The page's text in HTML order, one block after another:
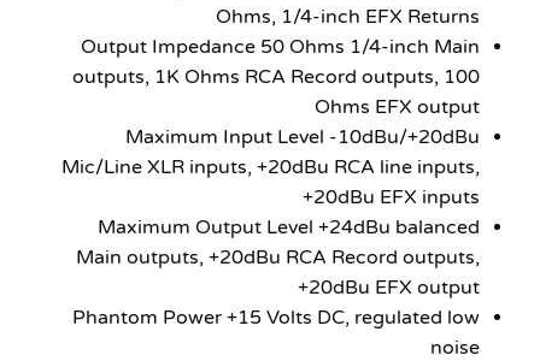
Ohms, 1/4-inch EFX Returns
Output Impedance 50 Ohms 1/4-inch Main
outputs, 1K Ohms RCA Record outputs, 100
Ohms EFX output
Maximum Input Level -10dBu/+20dBu
Mic/Line XLR inputs, +20dBu RCA line inputs,
+20dBu EFX inputs
Maximum Output Level +24dBu balanced
Main outputs, +20dBu RCA Record outputs,
+20dBu EFX output
Phantom Power +15 Volts DC, regulated low
noise